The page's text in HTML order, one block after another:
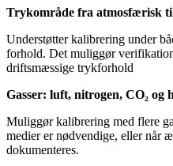
Trykområde fra atmosfærisk
Understøtter kalibrering under
forhold. Det muliggør
driftsmæssige trykforhold
Gasser: luft, nitrogen, CO₂ og
Muliggør kalibrering med flere
medier er nødvendige, eller når
dokumenteres.